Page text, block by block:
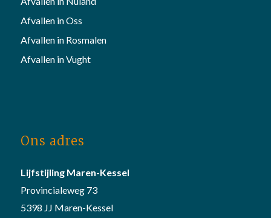
Afvallen in Oss
Afvallen in Rosmalen
Afvallen in Vught
Ons adres
Lijfstijling Maren-Kessel
Provincialeweg 73
5398 JJ Maren-Kessel